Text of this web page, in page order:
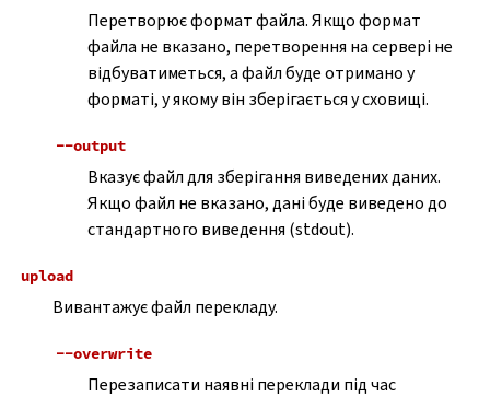
Перетворює формат файла. Якщо формат
файла не вказано, перетворення на сервері не
відбуватиметься, а файл буде отримано у
форматі, у якому він зберігається у сховищі.
--output
Вказує файл для зберігання виведених даних.
Якщо файл не вказано, дані буде виведено до
стандартного виведення (stdout).
upload
Вивантажує файл перекладу.
--overwrite
Перезаписати наявні переклади під час